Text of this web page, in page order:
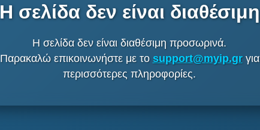
Η σελίδα δεν είναι διαθέσιμη
Η σελίδα δεν είναι διαθέσιμη προσωρινά.
Παρακαλώ επικοινωνήστε με το support@myip.grγια
περισσότερες πληροφορίες.